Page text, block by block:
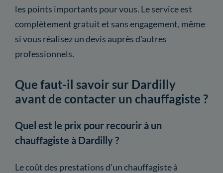
les points importants pour vous. Le service est
complètement gratuit et sans engagement, même
si vous réalisez un devis auprès d'autres
professionnels.
Que faut-il savoir sur Dardilly
avant de contacter un chauffagiste ?
Quel est le prix pour recourir à un
chauffagiste à Dardilly ?
Le coût des prestations d'un chauffagiste à